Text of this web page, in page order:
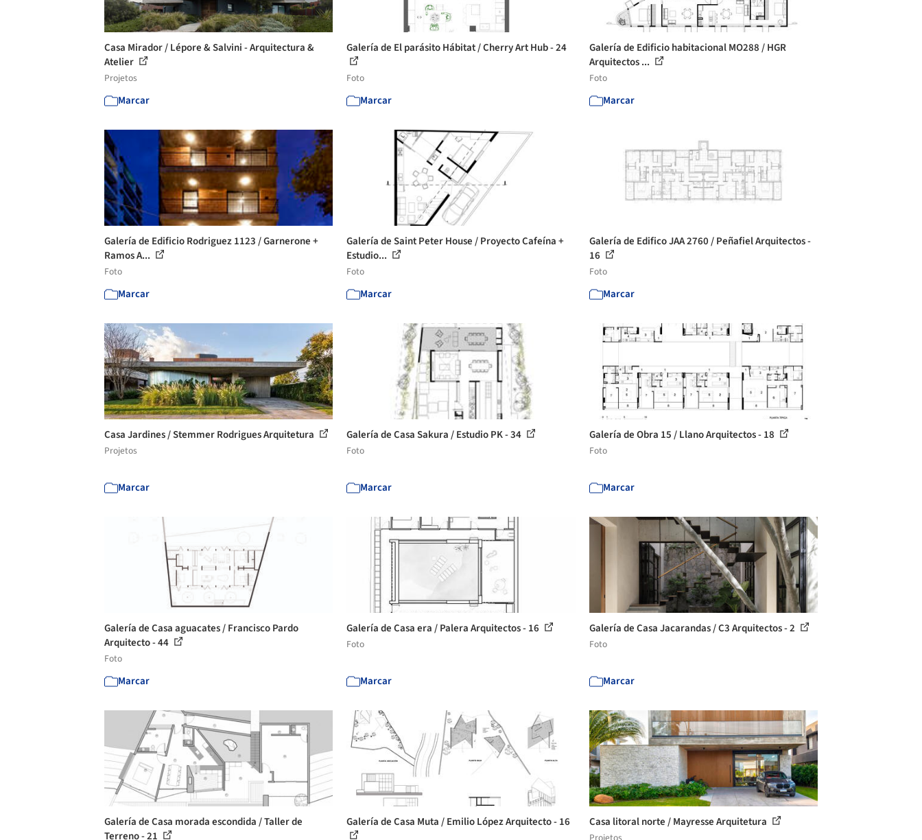
Casa Mirador / Lépore & Salvini - Arquitectura &
Atelier
Projetos
Marcar
Galería de El parásito Hábitat / Cherry Art Hub - 24
Foto
Marcar
Galería de Edificio habitacional MO288 / HGR
Arquitectos ...
Foto
Marcar
Galería de Edificio Rodriguez 1123 / Garnerone +
Ramos A...
Foto
Marcar
Galería de Saint Peter House / Proyecto Cafeína +
Estudio...
Foto
Marcar
Galería de Edifico JAA 2760 / Peñafiel Arquitectos -
16
Foto
Marcar
Casa Jardines / Stemmer Rodrigues Arquitetura
Projetos
Marcar
Galería de Casa Sakura / Estudio PK - 34
Foto
Marcar
Galería de Obra 15 / Llano Arquitectos - 18
Foto
Marcar
Galería de Casa aguacates / Francisco Pardo
Arquitecto - 44
Foto
Marcar
Galería de Casa era / Palera Arquitectos - 16
Foto
Marcar
Galería de Casa Jacarandas / C3 Arquitectos - 2
Foto
Marcar
Galería de Casa morada escondida / Taller de
Terreno - 21
Galería de Casa Muta / Emilio López Arquitecto - 16 Casa litoral norte / Mayresse Arquitetura